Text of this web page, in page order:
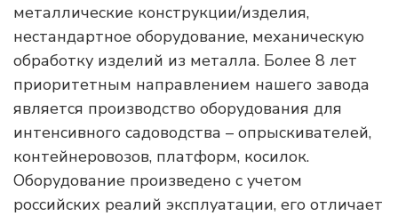
металлические конструкции/изделия,
нестандартное оборудование, механическую
обработку изделий из металла. Более 8 лет
приоритетным направлением нашего завода
является производство оборудования для
интенсивного садоводства – опрыскивателей,
контейнеровозов, платформ, косилок.
Оборудование произведено с учетом
российских реалий эксплуатации, его отличает